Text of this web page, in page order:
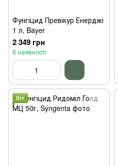
Фунгіцид Превікур Енерджі
1 л, Bayer
2 349 грн
В наявності
Хіт